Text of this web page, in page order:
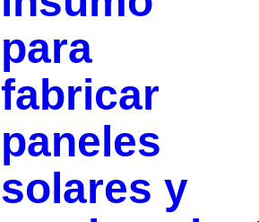
para
fabricar
paneles
solares y